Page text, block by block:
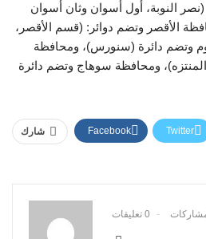
النوبة، أول أسوان وثان أسوان
الأقصر وتضم دوائر: (قسم الأقصر،
وتضم دائرة (سنورس)، ومحافظة
المنتزه)، ومحافظة سوهاج وتضم دائرة
شارك Facebook Twitter
0 تعليقات